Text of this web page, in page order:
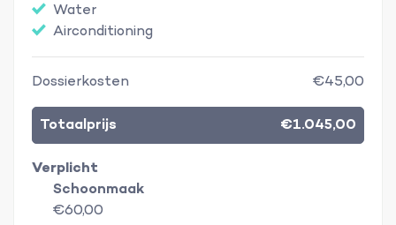
Water
Airconditioning
Dossierkosten €45,00
Totaalprijs €1.045,00
Verplicht
Schoonmaak
€60,00